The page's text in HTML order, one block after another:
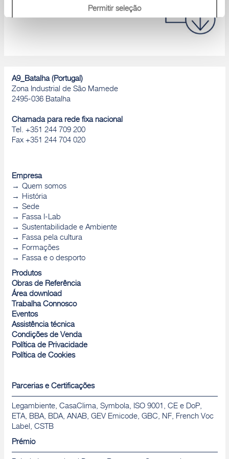
Permitir seleção
desempenho, D.o.P., Brochuras, ...
A9_Batalha (Portugal)
Zona Industrial de São Mamede
2495-036 Batalha
Chamada para rede fixa nacional
Tel. +351 244 709 200
Fax +351 244 704 020
Empresa
Quem somos
História
Sede
Fassa I-Lab
Sustentabilidade e Ambiente
Fassa pela cultura
Formações
Fassa e o desporto
Produtos
Obras de Referência
Área download
Trabalha Connosco
Eventos
Assistência técnica
Condições de Venda
Política de Privacidade
Política de Cookies
Parcerias e Certificações
Legambiente, CasaClima, Symbola, ISO 9001, CE e DoP,
ETA, BBA, BDA, ANAB, GEV Emicode, GBC, NF, French Voc
Label, CSTB
Prémio